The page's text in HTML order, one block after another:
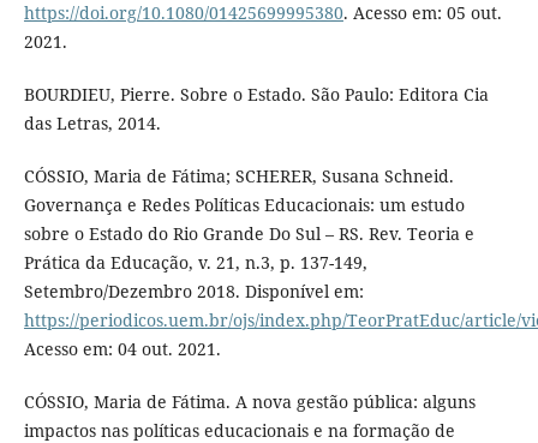
https://doi.org/10.1080/01425699995380. Acesso em: 05 out.
2021.
BOURDIEU, Pierre. Sobre o Estado. São Paulo: Editora Cia
das Letras, 2014.
CÓSSIO, Maria de Fátima; SCHERER, Susana Schneid.
Governança e Redes Políticas Educacionais: um estudo
sobre o Estado do Rio Grande Do Sul – RS. Rev. Teoria e
Prática da Educação, v. 21, n.3, p. 137-149,
Setembro/Dezembro 2018. Disponível em:
https://periodicos.uem.br/ojs/index.php/TeorPratEduc/article/
Acesso em: 04 out. 2021.
CÓSSIO, Maria de Fátima. A nova gestão pública: alguns
impactos nas políticas educacionais e na formação de